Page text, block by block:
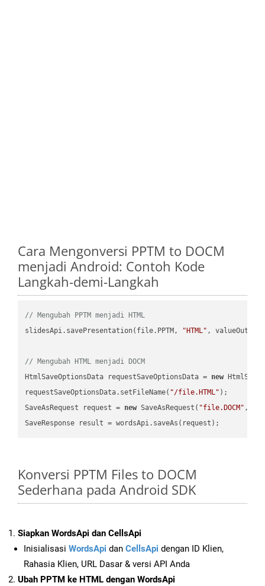
Cara Mengonversi PPTM to DOCM
menjadi Android: Contoh Kode
Langkah-demi-Langkah
// Mengubah PPTM menjadi HTML
slidesApi.savePresentation(file.PPTM,
"HTML" ,
// Mengubah HTML menjadi DOCM
HtmlSaveOptionsData requestSaveOptionsData = new
requestSaveOptionsData.setFileName( "/file.HTML" );
SaveAsRequest request = new SaveAsRequest( "file.DOCM"
Konversi PPTM Files to DOCM
Sederhana pada Android SDK
Siapkan WordsApi dan CellsApi
Inisialisasi WordsApi dan CellsApi dengan ID Klien,
Rahasia Klien, URL Dasar & versi API Anda
Ubah PPTM ke HTML dengan WordsApi